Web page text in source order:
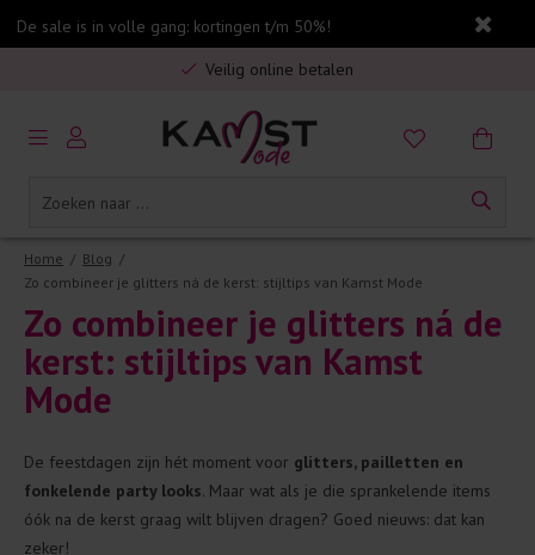
De sale is in volle gang: kortingen t/m 50%!
Gratis verzending in Nederland vanaf €75,-
Veilig online betalen
5% spaarbonus op jouw aankoop
Gratis verzending in Nederland vanaf €75,-
Home / Blog /
Zo combineer je glitters ná de kerst: stijltips van Kamst Mode
Zo combineer je glitters ná de
kerst: stijltips van Kamst
Mode
De feestdagen zijn hét moment voor glitters, pailletten en
fonkelende party looks. Maar wat als je die sprankelende items
óók na de kerst graag wilt blijven dragen? Goed nieuws: dat kan
zeker!